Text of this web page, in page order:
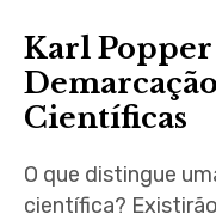
Karl Popper
Científicas
O que distingue
científica?